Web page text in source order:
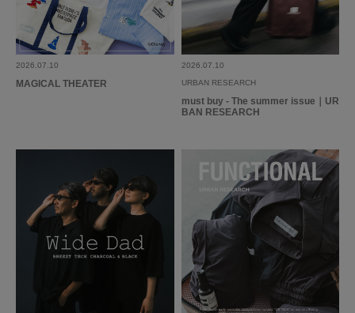
2026.07.10
MAGICAL THEATER
2026.07.10
URBAN RESEARCH
must buy - The summer issue｜UR
BAN RESEARCH